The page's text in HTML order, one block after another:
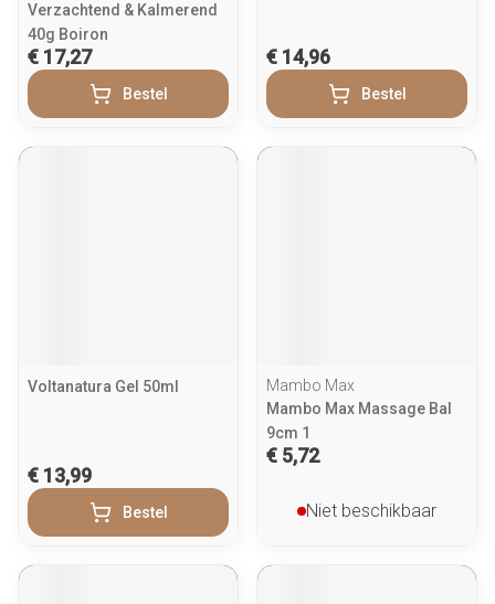
Verzachtend & Kalmerend
40g Boiron
€ 17,27
Bestel
€ 14,96
Bestel
Voltanatura Gel 50ml
€ 13,99
Bestel
Mambo Max
Mambo Max Massage Bal
9cm 1
€ 5,72
Niet beschikbaar